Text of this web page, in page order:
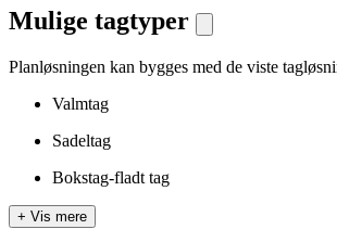
Mulige tagtyper
Planløsningen kan bygges med de viste
Valmtag
Sadeltag
Bokstag-fladt tag
+ Vis mere